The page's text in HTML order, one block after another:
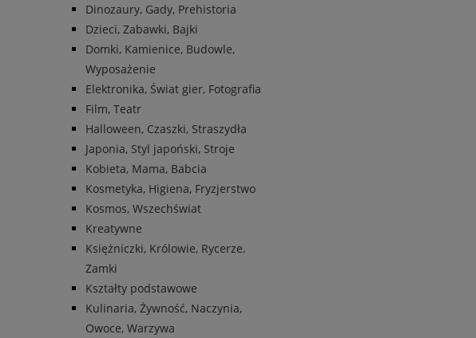
Dinozaury, Gady, Prehistoria
Dzieci, Zabawki, Bajki
Domki, Kamienice, Budowle,
Wyposażenie
Elektronika, Świat gier, Fotografia
Film, Teatr
Halloween, Czaszki, Straszydła
Japonia, Styl japoński, Stroje
Kobieta, Mama, Babcia
Kosmetyka, Higiena, Fryzjerstwo
Kosmos, Wszechświat
Kreatywne
Księżniczki, Królowie, Rycerze,
Zamki
Kształty podstawowe
Kulinaria, Żywność, Naczynia,
Owoce, Warzywa